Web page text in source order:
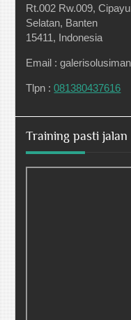
Rt.002 Rw.009,
Selatan, Banten
15411, Indonesia
Email :
Tlpn :081380437616
Training pasti jalan